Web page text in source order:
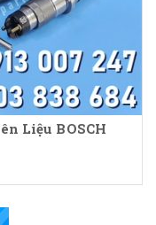
Liệu BOSCH